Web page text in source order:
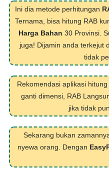
Ini dia metode perhitungan
Ternama, bisa hitung RAB
Harga Bahan 30 Provinsi.
juga! Dijamin anda terkejut
tidak
Rekomendasi aplikasi
ganti dimensi, RAB
jika tidak
Sekarang bukan
nyewa orang. Dengan